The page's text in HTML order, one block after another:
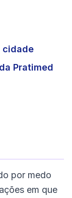
cidade
Pratimed
por medo
em que